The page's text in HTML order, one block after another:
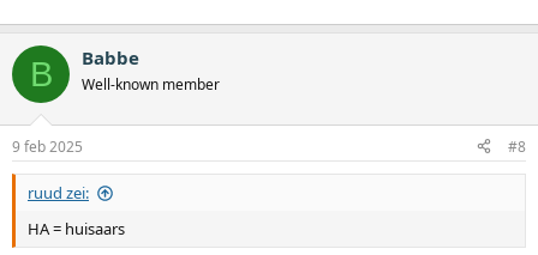
B Babbe
Well-known member
9 feb 2025 #8
ruud zei:
HA = huisaars